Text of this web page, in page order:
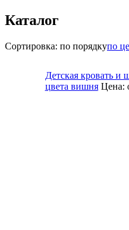
Каталог
Сортировка: по порядкупо
Детская кровать и
цвета вишня Цена: